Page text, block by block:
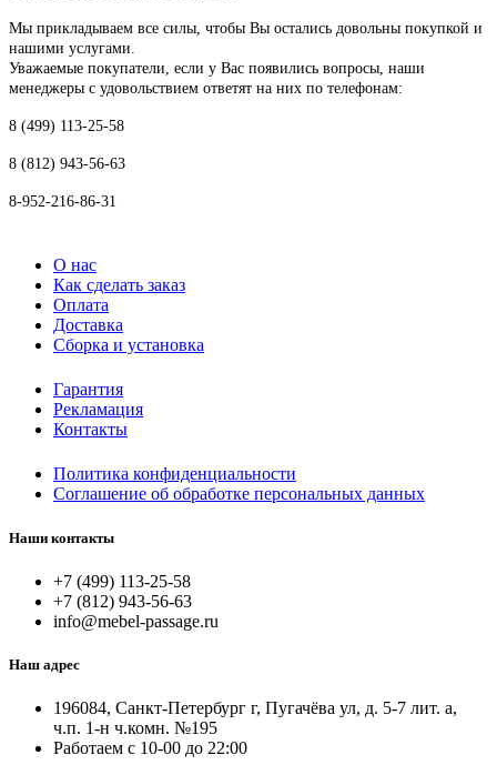
Мы прикладываем все силы, чтобы Вы остались довольны покупкой и
нашими услугами.
Уважаемые покупатели, если у Вас появились вопросы, наши
менеджеры с удовольствием ответят на них по телефонам:
8 (499) 113-25-58
8 (812) 943-56-63
8-952-216-86-31
О нас
Как сделать заказ
Оплата
Доставка
Сборка и установка
Гарантия
Рекламация
Контакты
Политика конфиденциальности
Соглашение об обработке персональных данных
Наши контакты
+7 (499) 113-25-58
+7 (812) 943-56-63
info@mebel-passage.ru
Наш адрес
196084, Санкт-Петербург г, Пугачёва ул, д. 5-7 лит. а,
ч.п. 1-н ч.комн. №195
Работаем с 10-00 до 22:00